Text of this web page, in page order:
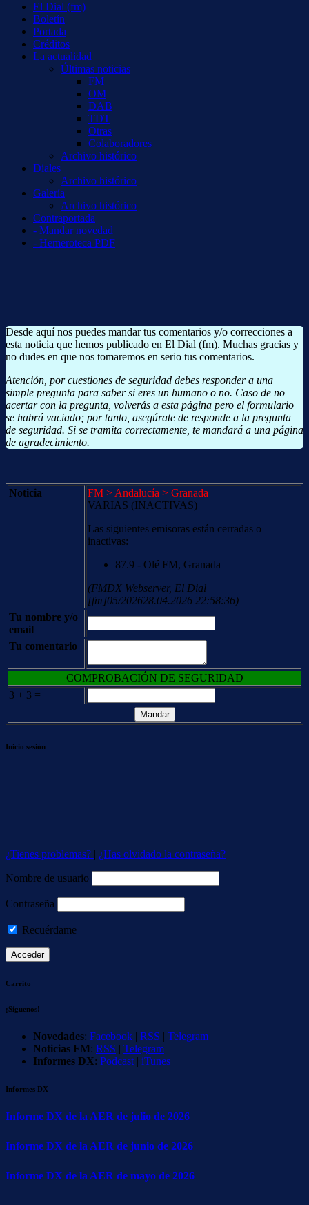
El Dial (fm)
Boletín
Portada
Créditos
La actualidad
Últimas noticias
FM
OM
DAB
TDT
Otras
Colaboradores
Archivo histórico
Diales
Archivo histórico
Galería
Archivo histórico
Contraportada
- Mandar novedad
- Hemeroteca PDF
Desde aquí nos puedes mandar tus comentarios y/o correcciones a
esta noticia que hemos publicado en El Dial (fm). Muchas gracias y
no dudes en que nos tomaremos en serio tus comentarios.
Atención , por cuestiones de seguridad debes responder a una
simple pregunta para saber si eres un humano o no. Caso de no
acertar con la pregunta, volverás a esta página pero el formulario
se habrá vaciado; por tanto, asegúrate de responde a la pregunta
de seguridad. Si se tramita correctamente, te mandará a una página
de agradecimiento.
Noticia
FM > Andalucía > Granada
VARIAS (INACTIVAS)
Las siguientes emisoras están cerradas o
inactivas:
87.9 - Olé FM, Granada
(FMDX Webserver, El Dial
[fm]05/202628.04.2026 22:58:36)
Tu nombre y/o
email
Tu comentario
COMPROBACIÓN DE SEGURIDAD
3 + 3 =
Inicio sesión
¿Tienes problemas? | ¿Has olvidado la contraseña?
Nombre de usuario
Contraseña
Recuérdame
Carrito
¡Síguenos!
Novedades: Facebook | RSS | Telegram
Noticias FM: RSS | Telegram
Informes DX: Podcast | iTunes
Informes DX
Informe DX de la AER de julio de 2026
Informe DX de la AER de junio de 2026
Informe DX de la AER de mayo de 2026